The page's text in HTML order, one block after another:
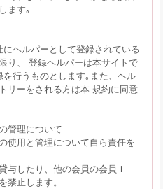
ます｡
ヘルパーとして登録されている
り、 登録ヘルパーは本サイトで
行うものとします｡また、ヘル
リーをされる方は本 規約に同意
管理について
使用と管理について自ら責任を
与したり、他の会員の会員Ｉ
禁止します。